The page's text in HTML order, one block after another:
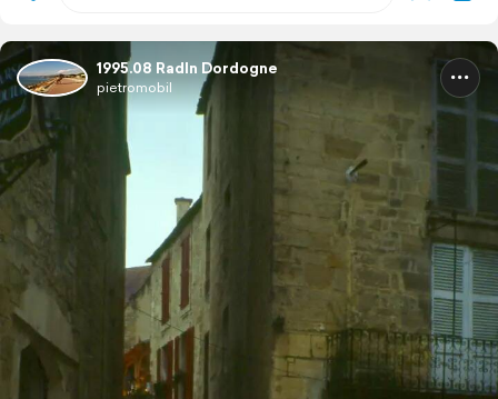
1995.08 Radln Dordogne
pietromobil